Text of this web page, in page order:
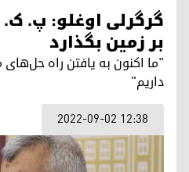
گرگرلی اوغلو: پ.
بر زمین بگذارد
"ما اکنون به یافتن راه حل‌های
داریم"
2022-09-02 12:38